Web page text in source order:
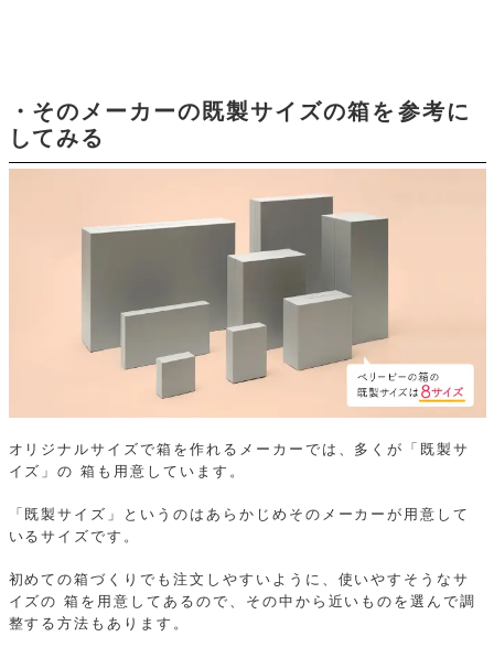
・そのメーカーの既製サイズの箱を参考に
してみる
オリジナルサイズで箱を作れるメーカーでは、多くが「既製サ
イズ」の 箱も用意しています。
「既製サイズ」というのはあらかじめそのメーカーが用意して
いるサイズです。
初めての箱づくりでも注文しやすいように、使いやすそうなサ
イズの 箱を用意してあるので、その中から近いものを選んで調
整する方法もあります。